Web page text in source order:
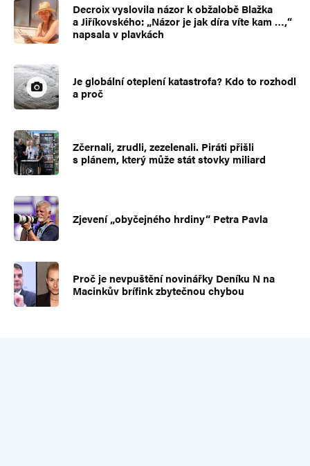
Decroix vyslovila názor k obžalobě Blažka
a Jiříkovského: „Názor je jak díra víte kam …,“
napsala v plavkách
Je globální oteplení katastrofa? Kdo to rozhodl
a proč
Zčernali, zrudli, zezelenali. Piráti přišli
s plánem, který může stát stovky miliard
Zjevení „obyčejného hrdiny“ Petra Pavla
Proč je nevpuštění novinářky Deníku N na
Macinkův brífink zbytečnou chybou